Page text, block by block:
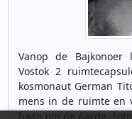
Vanop de Bajkonoer
Vostok 2
kosmonaut German
mens in de ruimte en